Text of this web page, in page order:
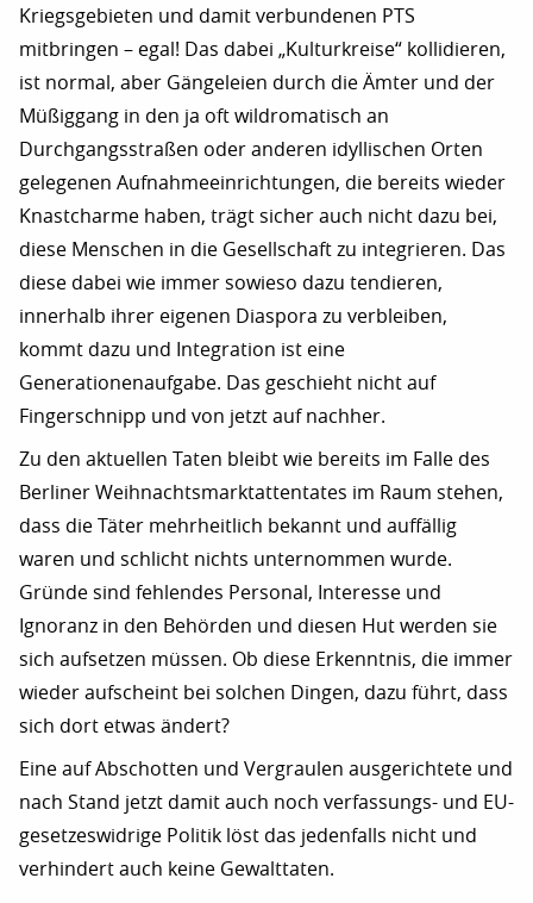
Kriegsgebieten und damit verbundenen PTS
mitbringen – egal! Das dabei „Kulturkreise“ kollidieren,
ist normal, aber Gängeleien durch die Ämter und der
Müßiggang in den ja oft wildromatisch an
Durchgangsstraßen oder anderen idyllischen Orten
gelegenen Aufnahmeeinrichtungen, die bereits wieder
Knastcharme haben, trägt sicher auch nicht dazu bei,
diese Menschen in die Gesellschaft zu integrieren. Das
diese dabei wie immer sowieso dazu tendieren,
innerhalb ihrer eigenen Diaspora zu verbleiben,
kommt dazu und Integration ist eine
Generationenaufgabe. Das geschieht nicht auf
Fingerschnipp und von jetzt auf nachher.
Zu den aktuellen Taten bleibt wie bereits im Falle des
Berliner Weihnachtsmarktattentates im Raum stehen,
dass die Täter mehrheitlich bekannt und auffällig
waren und schlicht nichts unternommen wurde.
Gründe sind fehlendes Personal, Interesse und
Ignoranz in den Behörden und diesen Hut werden sie
sich aufsetzen müssen. Ob diese Erkenntnis, die immer
wieder aufscheint bei solchen Dingen, dazu führt, dass
sich dort etwas ändert?
Eine auf Abschotten und Vergraulen ausgerichtete und
nach Stand jetzt damit auch noch verfassungs- und EU-
gesetzeswidrige Politik löst das jedenfalls nicht und
verhindert auch keine Gewalttaten.